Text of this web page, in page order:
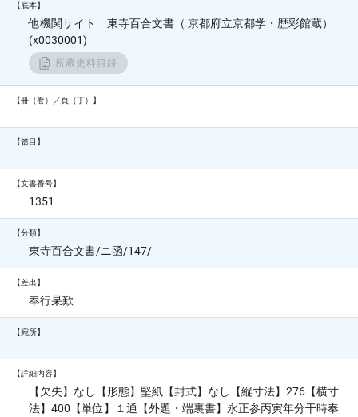
【底本】
他機関サイト 東寺百合文書（ 京都府立京都学・歴彩館蔵）
(x0030001)
所蔵史料目録
【冊（巻）／頁（丁）】
【篇目】
【文書番号】
1351
【分類】
東寺百合文書/ニ函/147/
【差出】
奉行杲歎
【宛所】
【詳細内容】
【欠失】なし【形態】堅紙【封式】なし【縦寸法】276【横寸
法】400【単位】１通【外題・端裏書】永正参丙寅年分干時奉